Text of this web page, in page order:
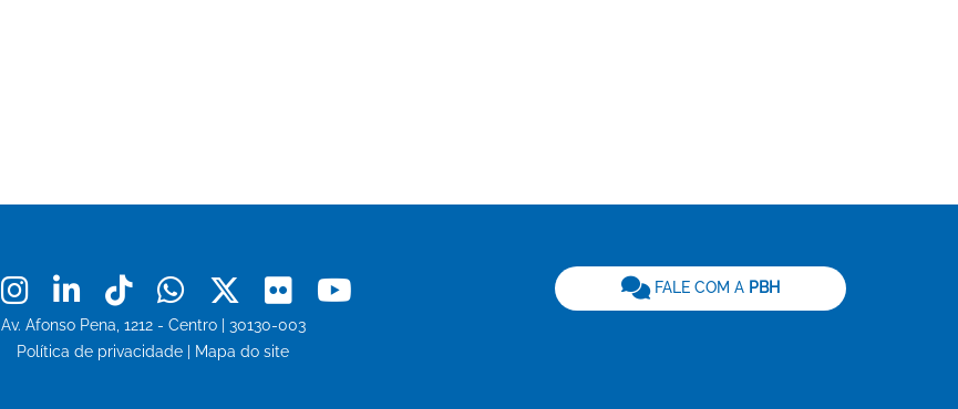
Facebook
Instagram
LinkedinTiktokWhatsapp
X Flickr
Av. Afonso Pena, 1212 - Centro | 30130-003
Política de privacidade
Mapa do site
FALE COM A PBH